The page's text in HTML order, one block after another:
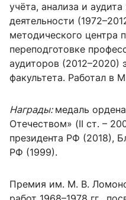
учёта, анализа и
деятельности
методического центра
переподготовке
аудиторов (2012–2020)
факультета. Работал в
Награды: медаль
Отечеством» (II ст. –
президента РФ (2018),
РФ (1999).
Премия им. М. В.